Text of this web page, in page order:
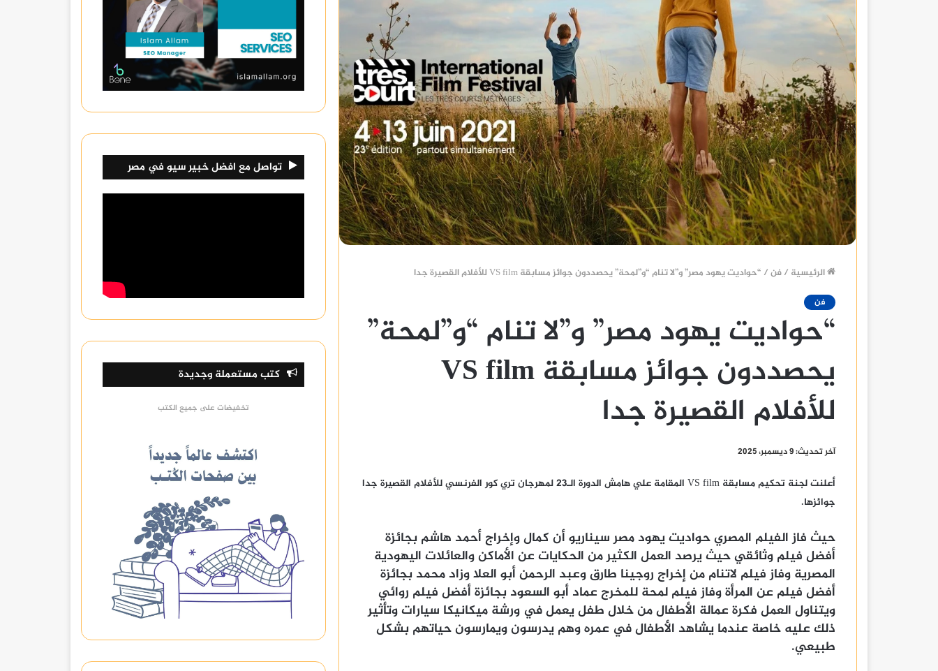
الرئيسية /فن/ “حواديت يهود مصر” و”لا تنام “و”لمحة” يحصددون جوائز مسابقة VS film للأفلام القصيرة جدا
فن
“حواديت يهود مصر” و”لا تنام “و”لمحة”
يحصددون جوائز مسابقة VS film
للأفلام القصيرة جدا
آخر تحديث: 9 ديسمبر، 2025
أعلنت لجنة تحكيم مسابقة VS film المقامة علي هامش الدورة الـ23 لمهرجان تري كور الفرنسي للأفلام القصيرة جدا
جوائزها.
حيث فاز الفيلم المصري حواديت يهود مصر سيناريو أن كمال وإخراج أحمد هاشم بجائزة
أفضل فيلم وثائقي حيث يرصد العمل الكثير من الحكايات عن الأماكن والعائلات اليهودية
المصرية وفاز فيلم لاتنام من إخراج روجينا طارق وعبد الرحمن أبو العلا وزاد محمد بجائزة
أفضل فيلم عن المرأة وفاز فيلم لمحة للمخرج عماد أبو السعود بجائزة أفضل فيلم روائي
ويتناول العمل فكرة عمالة الأطفال من خلال طفل يعمل في ورشة ميكانيكا سيارات وتأثير
ذلك عليه خاصة عندما يشاهد الأطفال في عمره وهم يدرسون ويمارسون حياتهم بشكل
طبيعي.
تواصل مع افضل خبير سيو في مصر
كتب مستعملة وجديدة
تخفيضات على جميع الكتب